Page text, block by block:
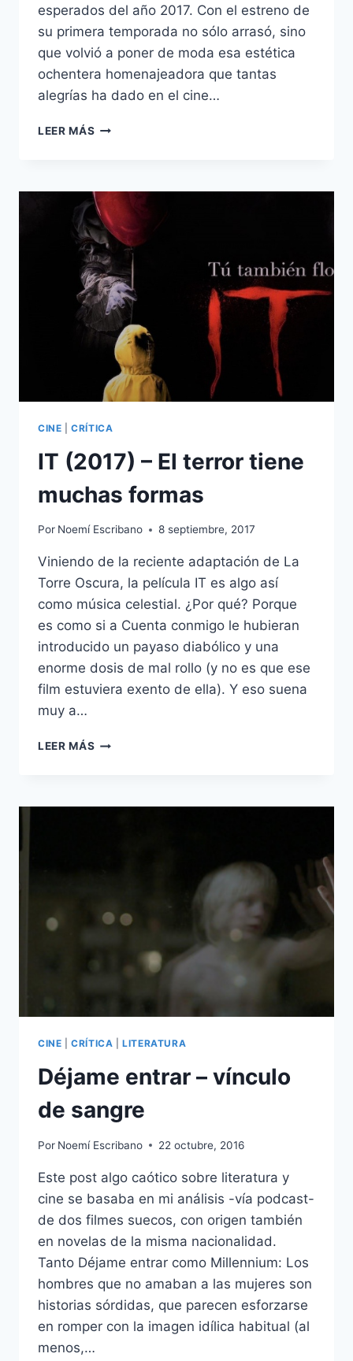
esperados del año 2017. Con el estreno de
su primera temporada no sólo arrasó, sino
que volvió a poner de moda esa estética
ochentera homenajeadora que tantas
alegrías ha dado en el cine…
LEER MÁS STRANGER
REGRESO
A
HAWKINS
CINE |CRÍTICA
IT (2017) – El terror tiene
muchas formas
Por Noemí Escribano 8 septiembre, 2017
Viniendo de la reciente adaptación de La
Torre Oscura, la película IT es algo así
como música celestial. ¿Por qué? Porque
es como si a Cuenta conmigo le hubieran
introducido un payaso diabólico y una
enorme dosis de mal rollo (y no es que ese
film estuviera exento de ella). Y eso suena
muy a…
LEER MÁS IT
TERROR
CINE |CRÍTICA |LITERATURA
Déjame entrar – vínculo
de sangre
Por Noemí Escribano 22 octubre, 2016
Este post algo caótico sobre literatura y
cine se basaba en mi análisis -vía podcast-
de dos filmes suecos, con origen también
en novelas de la misma nacionalidad.
Tanto Déjame entrar como Millennium: Los
hombres que no amaban a las mujeres son
historias sórdidas, que parecen esforzarse
en romper con la imagen idílica habitual (al
menos,…